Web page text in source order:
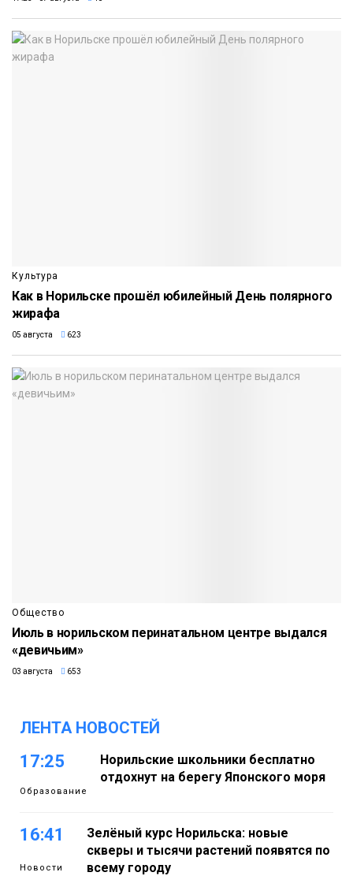
Культура
Как в Норильске прошёл юбилейный День полярного
жирафа
05 августа 623
Общество
Июль в норильском перинатальном центре выдался
«девичьим»
03 августа 653
ЛЕНТА НОВОСТЕЙ
17:25
Образование
Норильские школьники бесплатно
отдохнут на берегу Японского моря
16:41
Новости
Зелёный курс Норильска: новые
скверы и тысячи растений появятся по
всему городу